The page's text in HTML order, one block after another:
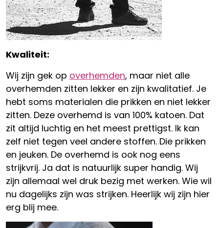
Kwaliteit:
Wij zijn gek op overhemden, maar niet alle
overhemden zitten lekker en zijn kwalitatief. Je
hebt soms materialen die prikken en niet lekker
zitten. Deze overhemd is van 100% katoen. Dat
zit altijd luchtig en het meest prettigst. Ik kan
zelf niet tegen veel andere stoffen. Die prikken
en jeuken. De overhemd is ook nog eens
strijkvrij. Ja dat is natuurlijk super handig. Wij
zijn allemaal wel druk bezig met werken. Wie wil
nu dagelijks zijn was strijken. Heerlijk wij zijn hier
erg blij mee.